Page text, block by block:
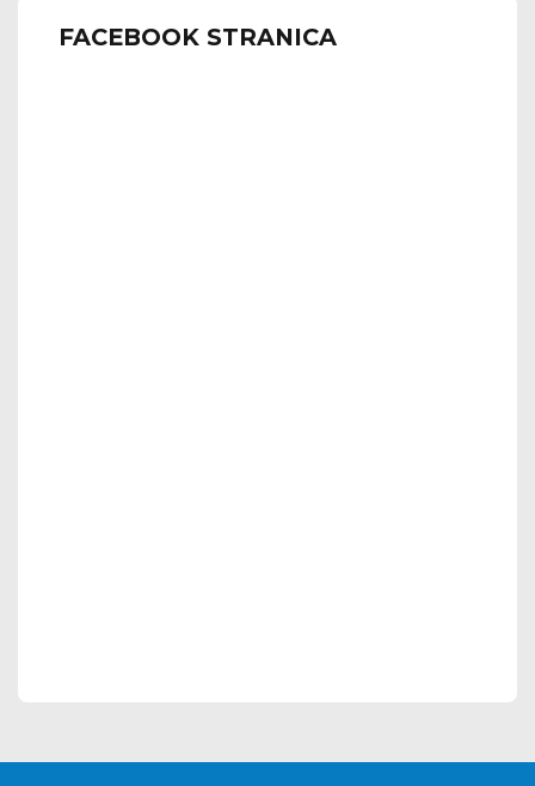
FACEBOOK STRANICA